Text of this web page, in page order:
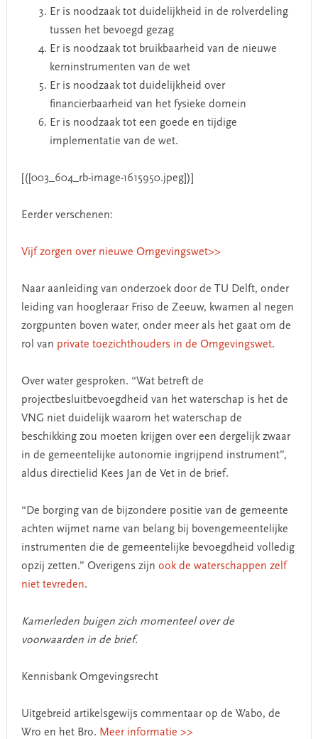
Er is noodzaak tot duidelijkheid in de rolverdeling
tussen het bevoegd gezag
Er is noodzaak tot bruikbaarheid van de nieuwe
kerninstrumenten van de wet
Er is noodzaak tot duidelijkheid over
financierbaarheid van het fysieke domein
Er is noodzaak tot een goede en tijdige
implementatie van de wet.
[([003_604_rb-image-1615950.jpeg])]
Eerder verschenen:
Vijf zorgen over nieuwe Omgevingswet>>
Naar aanleiding van onderzoek door de TU Delft, onder
leiding van hoogleraar Friso de Zeeuw, kwamen al negen
zorgpunten boven water, onder meer als het gaat om de
rol van private toezichthouders in de Omgevingswet.
Over water gesproken. “Wat betreft de
projectbesluitbevoegdheid van het waterschap is het de
VNG niet duidelijk waarom het waterschap de
beschikking zou moeten krijgen over een dergelijk zwaar
in de gemeentelijke autonomie ingrijpend instrument”,
aldus directielid Kees Jan de Vet in de brief.
“De borging van de bijzondere positie van de gemeente
achten wijmet name van belang bij bovengemeentelijke
instrumenten die de gemeentelijke bevoegdheid volledig
opzij zetten.” Overigens zijn ook de waterschappen zelf
niet tevreden.
Kamerleden buigen zich momenteel over de
voorwaarden in de brief.
Kennisbank Omgevingsrecht
Uitgebreid artikelsgewijs commentaar op de Wabo, de
Wro en het Bro. Meer informatie >>